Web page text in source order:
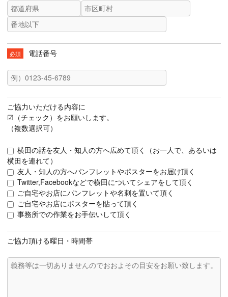
必須 電話番号
ご協力いただける内容に
☑（チェック）をお願いします。
（複数選択可）
横田の話を友人・知人の方へ広めて頂く（お一人で、あるいは
横田を連れて）
友人・知人の方へパンフレットやポスターをお届け頂く
Twitter,Facebookなどで横田についてシェアをして頂く
ご自宅やお店にパンフレットや名刺を置いて頂く
ご自宅やお店にポスターを貼って頂く
事務所での作業をお手伝いして頂く
ご協力頂ける曜日・時間帯